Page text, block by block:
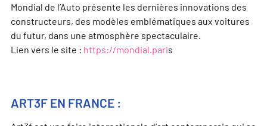
Mondial de l’Auto présente les dernières innovations des
constructeurs, des modèles emblématiques aux voitures
du futur, dans une atmosphère spectaculaire.
Lien vers le site : https://mondial.paris
ART3F EN FRANCE :